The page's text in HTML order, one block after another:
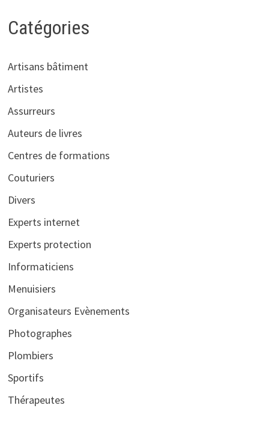
Catégories
Artisans bâtiment
Artistes
Assurreurs
Auteurs de livres
Centres de formations
Couturiers
Divers
Experts internet
Experts protection
Informaticiens
Menuisiers
Organisateurs Evènements
Photographes
Plombiers
Sportifs
Thérapeutes